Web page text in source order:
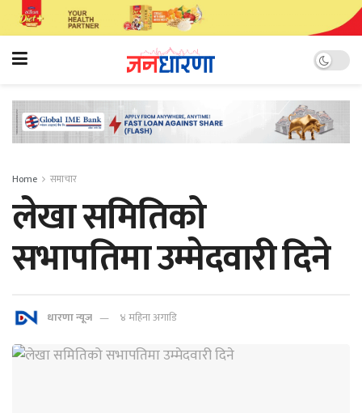
Home समाचार
लेखा समितिको
सभापतिमा उम्मेदवारी दिने
धारणा न्यूज ४ महिना अगाडि